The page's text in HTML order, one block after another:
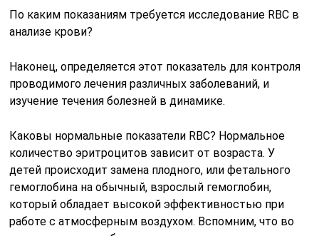
По каким показаниям требуется исследование RBC в
анализе крови?
Наконец, определяется этот показатель для контроля
проводимого лечения различных заболеваний, и
изучение течения болезней в динамике.
Каковы нормальные показатели RBC? Нормальное
количество эритроцитов зависит от возраста. У
детей происходит замена плодного, или фетального
гемоглобина на обычный, взрослый гемоглобин,
который обладает высокой эффективностью при
работе с атмосферным воздухом. Вспомним, что во